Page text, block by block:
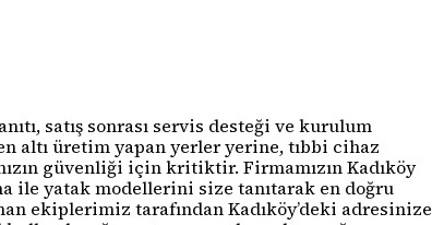
satış sonrası servis desteği ve kurulum
altı üretim yapan yerler yerine, tıbbi cihaz
güvenliği için kritiktir. Firmamızın Kadıköy
ile yatak modellerini size tanıtarak en doğru
ekiplerimiz tarafından Kadıköy’deki adresinize